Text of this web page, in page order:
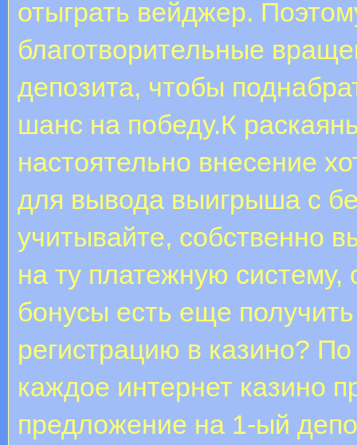
отыграть вейджер.
благотворительные
депозита, чтобы
шанс на победу.К
настоятельно внесение
для вывода выигрыша с
учитывайте, собственно
на ту платежную
бонусы есть еще
регистрацию в казино?
каждое интернет казино
предложение на 1-ый